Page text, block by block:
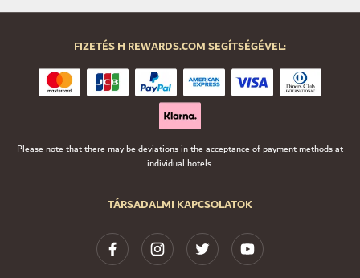
TÁRSADALMI KAPCSOLATOK
FIZETÉS H REWARDS.COM SEGÍTSÉGÉVEL:
Please note that there may be deviations in the acceptance of payment methods at
individual hotels.